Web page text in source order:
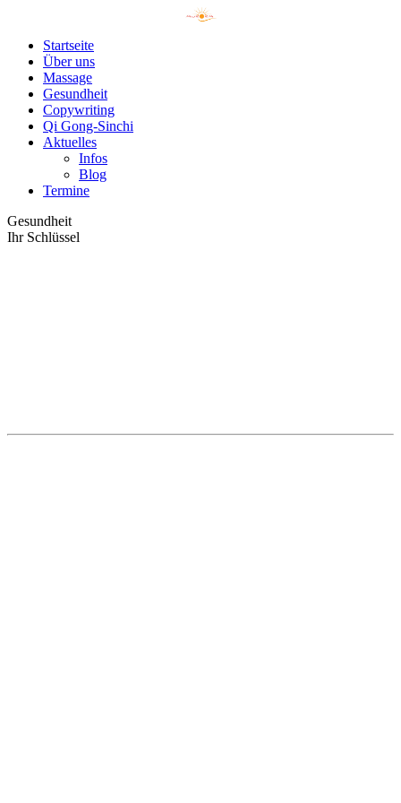
Startseite
Über uns
Massage
Gesundheit
Copywriting
Qi Gong-Sinchi
Aktuelles
Infos
Blog
Termine
Gesundheit
Ihr Schlüssel